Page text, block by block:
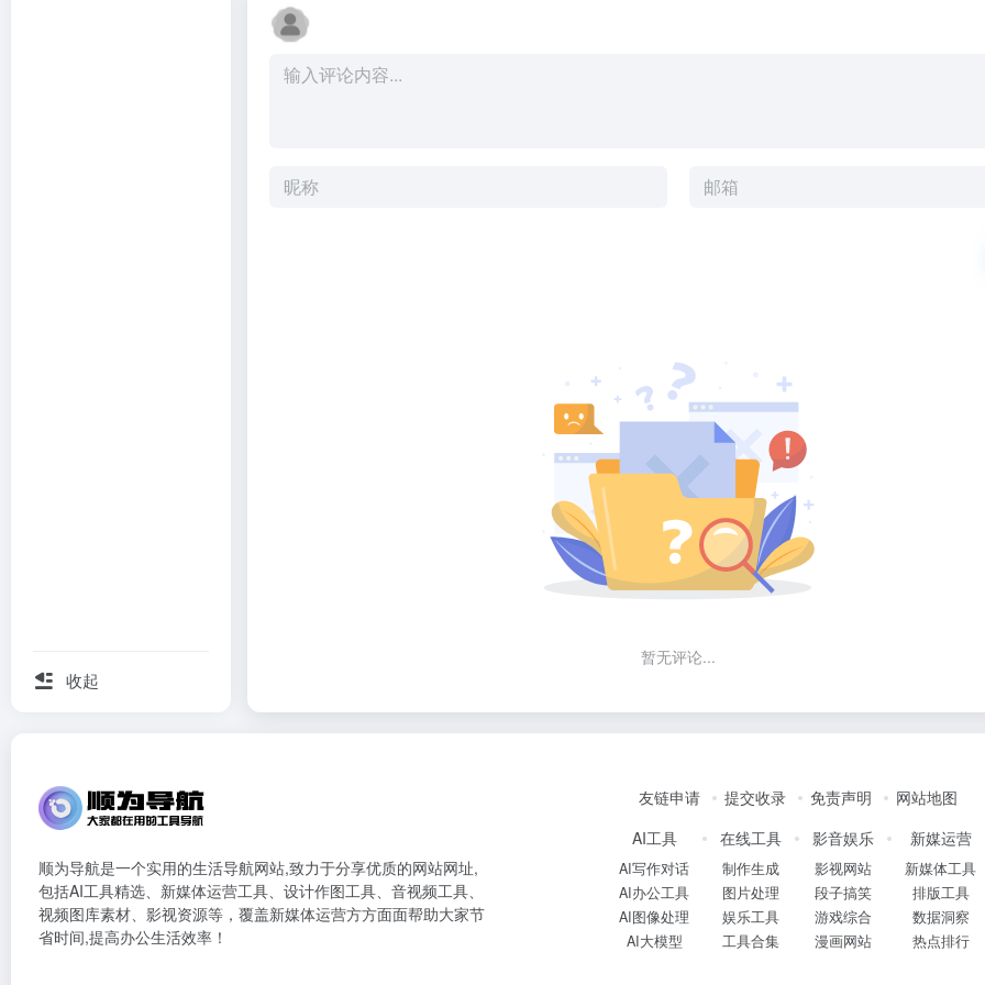
收起
暂无评论...
顺为导航是一个实用的生活导航网站,致力于分享优质的网站网址,
包括AI工具精选、新媒体运营工具、设计作图工具、音视频工具、
视频图库素材、影视资源等，覆盖新媒体运营方方面面帮助大家节
省时间,提高办公生活效率！
友链申请 提交收录 免责声明
网站地图
AI工具
AI写作对话
AI办公工具
AI图像处理
AI大模型
在线工具
制作生成
图片处理
娱乐工具
工具合集
影音娱乐
影视网站
段子搞笑
游戏综合
漫画网站
新媒运营
新媒体工具
排版工具
数据洞察
热点排行